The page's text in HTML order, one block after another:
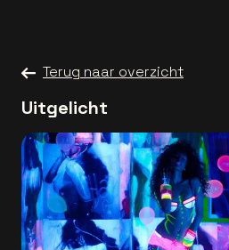
Terug naar overzicht
Uitgelicht